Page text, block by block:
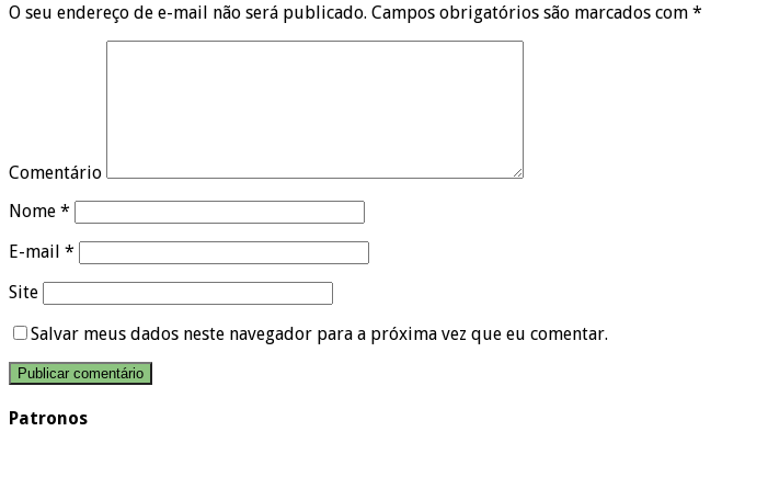
O seu endereço de e-mail não será publicado. Campos obrigatórios são marcados com *
Comentário
Nome *
E-mail *
Site
Salvar meus dados neste navegador para a próxima vez que eu comentar.
Patronos